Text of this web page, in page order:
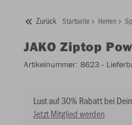
Zurück Startseite Herren
JAKO Ziptop
Artikelnummer: 8623 -
Lust auf 30% Rabatt bei
Jetzt Mitglied werden